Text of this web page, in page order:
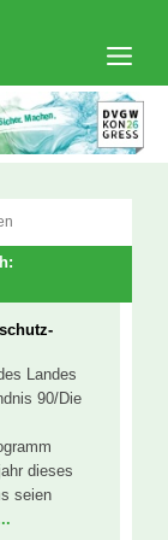
Landes
90/Die
dieses
seien